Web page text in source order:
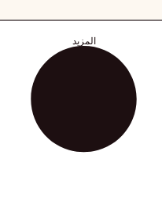
المزيد